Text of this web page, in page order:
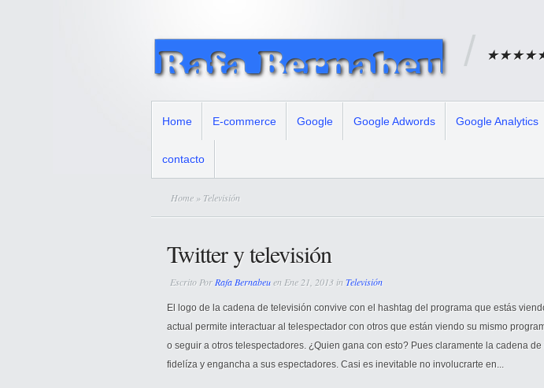
★★★★★
Home E-commerce Google Google Adwords Google Analytics
contacto
Home » Televisión
Twitter y televisión
Escrito Por Rafa Bernabeuen Ene 21, 2013 inTelevisión
El logo de la cadena de televisión convive con el hashtag del programa que estás
actual permite interactuar al telespectador con otros que están viendo su mismo
o seguir a otros telespectadores. ¿Quien gana con esto? Pues claramente la cadena
fidelíza y engancha a sus espectadores. Casi es inevitable no involucrarte en...